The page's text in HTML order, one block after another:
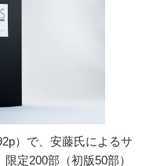
）で、安藤⽒によるサ
定200部（初版50部）